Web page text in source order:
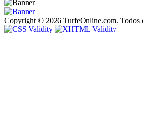
Copyright © 2026 TurfeOnline.com. Todos